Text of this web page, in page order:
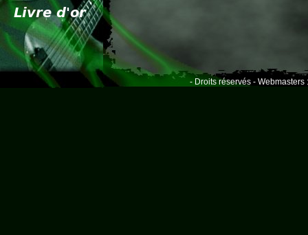
- Droits réservés - Webmasters